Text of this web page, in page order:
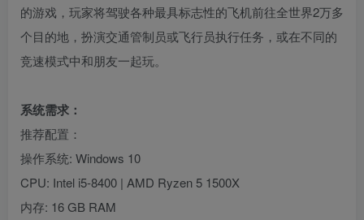
的游戏，玩家将驾驶各种最具标志性的飞机前往全世界2万多
个目的地，扮演交通管制员或飞行员执行任务，或在不同的
竞速模式中和朋友一起玩。
系统需求：
推荐配置：
操作系统: Windows 10
CPU: Intel i5-8400 | AMD Ryzen 5 1500X
内存: 16 GB RAM